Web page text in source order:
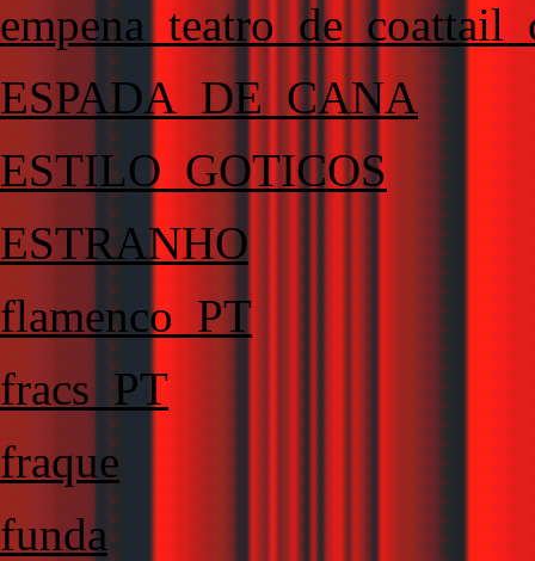
ESPADA_DE_CANA
ESTILO_GOTICOS
ESTRANHO
flamenco_PT
fracs_PT
fraque
funda